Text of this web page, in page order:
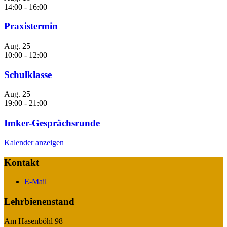
14:00 - 16:00
Praxistermin
Aug. 25
10:00 - 12:00
Schulklasse
Aug. 25
19:00 - 21:00
Imker-Gesprächsrunde
Kalender anzeigen
Kontakt
E-Mail
Lehrbienenstand
Am Hasenböhl 98